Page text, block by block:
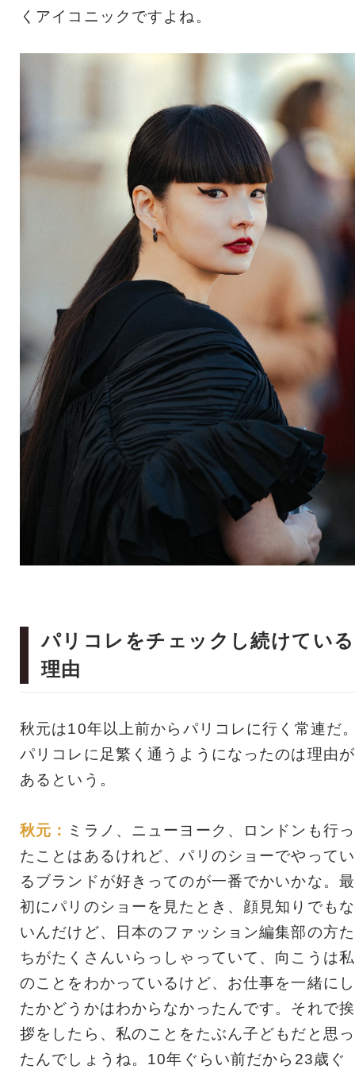
くアイコニックですよね。
パリコレをチェックし続けている
理由
秋元は10年以上前からパリコレに行く常連だ
パリコレに足繁く通うようになったのは理由が
あるという。
秋元： ミラノ、ニューヨーク、ロンドンも行っ
たことはあるけれど、パリのショーでやってい
るブランドが好きってのが一番でかいかな。最
初にパリのショーを見たとき、顔見知りでもな
いんだけど、日本のファッション編集部の方た
ちがたくさんいらっしゃっていて、向こうは私
のことをわかっているけど、お仕事を一緒にし
たかどうかはわからなかったんです。それで挨
拶をしたら、私のことをたぶん子どもだと思っ
たんでしょうね。10年ぐらい前だから23歳ぐ